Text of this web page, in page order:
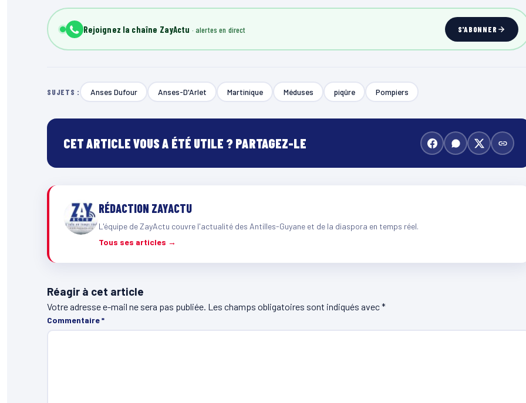
Rejoignez la chaîne ZayActu S'ABONNER
SUJETS : Anses Dufour Anses-D'Arlet Martinique Méduses piqûre Pompiers
CET ARTICLE VOUS A ÉTÉ UTILE ? PARTAGEZ-LE
RÉDACTION ZAYACTU
L'équipe de ZayActu couvre l'actualité des Antilles-Guyane et de la diaspora en temps réel.
Tous ses articles →
Réagir à cet article
Votre adresse e-mail ne sera pas publiée. Les champs obligatoires sont indiqués avec*
Commentaire*